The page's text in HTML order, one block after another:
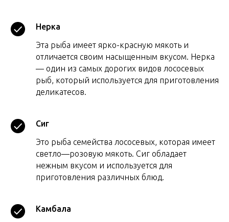
Нерка
Эта рыба имеет ярко-красную мякоть и
отличается своим насыщенным вкусом. Нерка
— один из самых дорогих видов лососевых
рыб, который используется для приготовления
деликатесов.
Сиг
Это рыба семейства лососевых, которая имеет
светло—розовую мякоть. Сиг обладает
нежным вкусом и используется для
приготовления различных блюд.
Камбала